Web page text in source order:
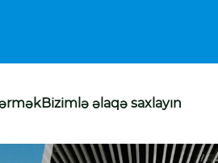
Bizimlə əlaqə saxlayın